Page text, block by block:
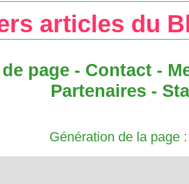
articles du
page - Contact -
Partenaires -
Génération de la page